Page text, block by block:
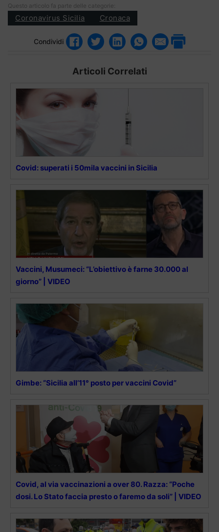
Questo articolo fa parte delle categorie:
Coronavirus Sicilia Cronaca
Condividi
Articoli Correlati
Covid: superati i 50mila vaccini in Sicilia
Vaccini, Musumeci: “L’obiettivo è farne 30.000 al
giorno” | VIDEO
Gimbe: “Sicilia all’11° posto per vaccini Covid”
Covid, al via vaccinazioni a over 80. Razza: “Poche
dosi. Lo Stato faccia presto o faremo da soli” | VIDEO